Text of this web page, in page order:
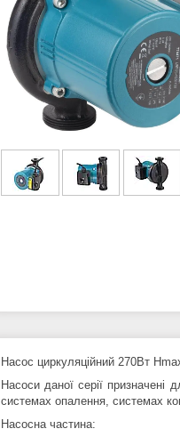
Насос циркуляційний 270Вт
Насоси даної серії
системах опалення, системах
Насосна частина: